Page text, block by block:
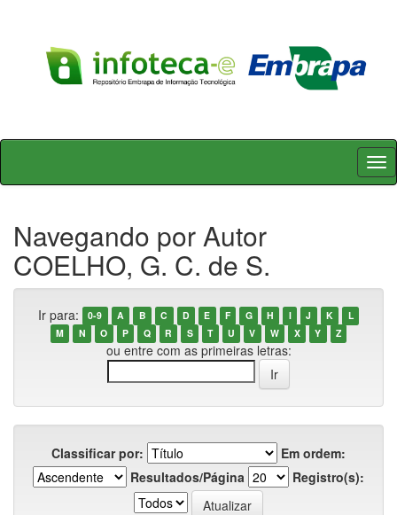
Skip
Navegando por Autor
COELHO, G. C. de S.
Ir para: 0-9 A B C D E F G H I J K
L
M
N O P Q R S T U V W X Y Z
ou entre com as primeiras letras:
Classificar por:
Em ordem:
Resultados/Página
Registro(s):